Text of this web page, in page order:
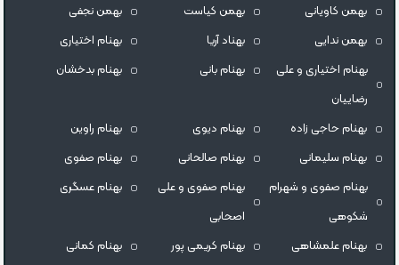
بهمن کاویانی بهمن کیاست
بهمن نجفی
بهمن ندایی
بهناد آریا
بهنام اختیاری
بهنام اختیاری و علی
رضاییان
بهنام بانی بهنام بدخشان
بهنام حاجی زاده بهنام دیوی
بهنام راوین
بهنام سلیمانی
بهنام صالحانی
بهنام صفوی
بهنام صفوی و شهرام
شکوهی
بهنام صفوی و علی
اصحابی
بهنام عسگری
بهنام علمشاهی بهنام کریمی پور
بهنام کمانی